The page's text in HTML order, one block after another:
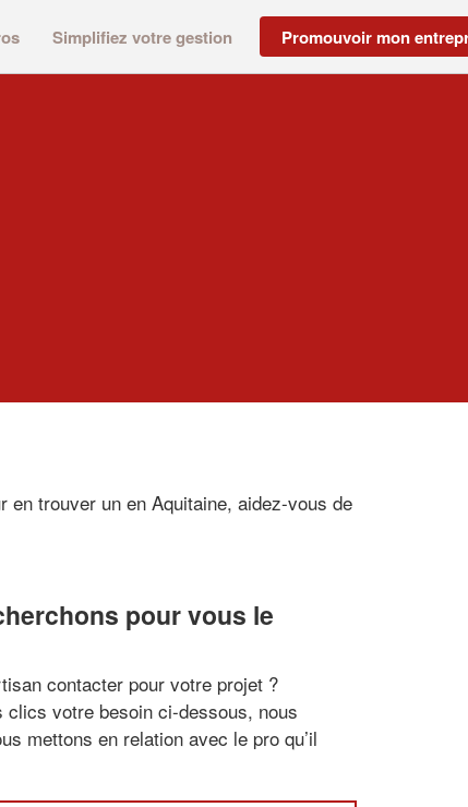
Simplifiez votre gestion Promouvoir mon
trouver un en Aquitaine, aidez-vous de
pour vous le
contacter pour votre projet ?
clics votre besoin ci-dessous, nous
mettons en relation avec le pro qu’il